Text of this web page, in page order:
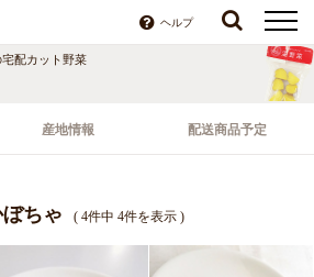
ヘルプ
産地情報 配送商品予定
配カット野菜
ちゃ ( 4件中 4件を表示 )